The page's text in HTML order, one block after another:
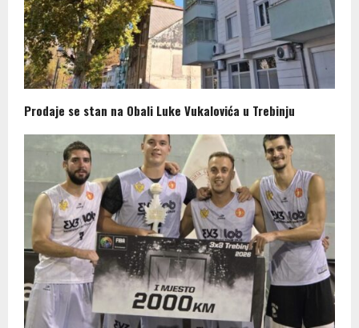
Prodaje se stan na Obali Luke Vukalovića u Trebinju